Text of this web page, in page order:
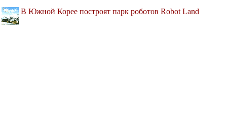
В Южной Корее построят парк роботов Robot Land